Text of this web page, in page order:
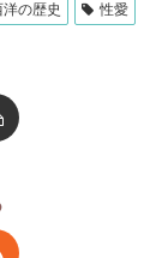
洋の歴史 性愛